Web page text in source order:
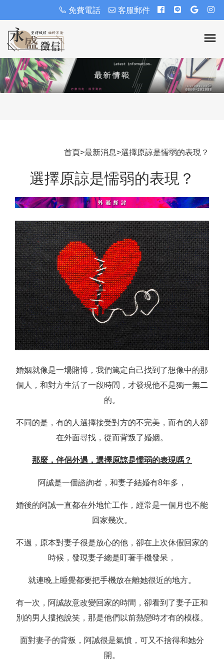
免費電話 客服郵件
首頁>最新消息>選擇原諒是懦弱的表現？
選擇原諒是懦弱的表現？
婚姻就像是一場賭博，我們篤定自己找到了想像中的那
個人，和對方生活了一段時間，才發現他不是獨一無二
的。
不同的是，有的人選擇接受對方的不完美，而有的人卻
在外面尋找，從而背叛了婚姻。
那麼，伴侶外遇，選擇原諒是懦弱的表現嗎？
阿誠是一個諮詢者，和妻子結婚有8年多，
婚後的阿誠一直都在外地忙工作，經常是一個月也不能
回家幾次。
不過，原本對妻子很是放心的他，卻在上次休假回家的
時候，發現妻子總是盯著手機發呆，
就連晚上睡覺都要把手機放在離她很近的地方。
有一次，阿誠故意改變回家的時間，卻看到了妻子正和
別的男人摟抱說笑，那是他們以前熱戀時才有的模樣。
面對妻子的背叛，阿誠很是氣憤，可又不捨得和她分
開。